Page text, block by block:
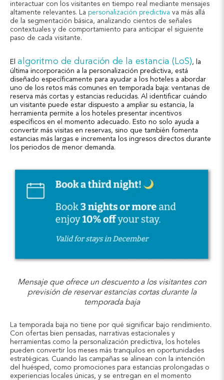
interactuar con los visitantes en tiempo real mediante mensajes
altamente relevantes. La personalización predictiva va más allá
de la segmentación básica, analizando cientos de señales
contextuales y de comportamiento para anticipar el siguiente
paso de cada visitante.
El algoritmo de duración de la estancia (LoS), la
última incorporación a la personalización predictiva, está
diseñado específicamente para ayudar a los hoteles a abordar
uno de los retos más comunes en temporada baja: ventanas de
reserva más cortas y estancias reducidas. Al identificar cuándo
un visitante puede estar dispuesto a ampliar su estancia, la
herramienta permite a los hoteles presentar incentivos
específicos en el momento adecuado. Esto no solo ayuda a
convertir más visitas en reservas, sino que también fomenta
estancias más largas e incrementa los ingresos directos durante
los periodos de menor demanda.
Mensaje que ofrece un descuento a los visitantes con
previsión de reservar estancias cortas durante la
temporada baja
La temporada baja no tiene por qué significar bajo rendimiento.
Con ofertas bien pensadas, narrativas estacionales y
herramientas como la personalización predictiva, los hoteles
pueden convertir los meses más tranquilos en oportunidades
estratégicas. Cuando las campañas se alinean con la intención
del huésped, como promociones para estancias prolongadas o
experiencias locales únicas, y se entregan en el momento